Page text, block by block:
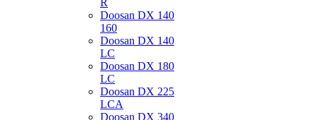
R
Doosan DX 140
160
Doosan DX 140
LC
Doosan DX 180
LC
Doosan DX 225
LCA
Doosan DX 340